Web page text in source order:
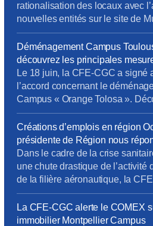
rationalisation des locaux avec
nouvelles entités sur le site de
Graves En effet, nous aurions
site ou 724 salariés selon les
document ! Ce point étant posé,
nous tenons à remercier tout
Déménagement Campus
découvrez les principales
d’accompagnement négociées
Le 18 juin, la CFE-CGC a signé
l’accord concernant le
Campus « Orange Tolosa ».
mesures obtenues par nos
immobilier campus Tolosa
accompagnement 2021 2024.pdf
de l’accord Cet accord est
décembre 2024. Il s’applique à
personnels […]
Créations d’emplois en région
présidente de Région nous
Dans le cadre de la crise
une chute drastique de l’activité
de la filière aéronautique, la
avait écrit deux courriers à la
élus territoriaux, en août et
demander l’étude expresse de
La CFE-CGC alerte le COMEX
immobilier Montpellier Campus